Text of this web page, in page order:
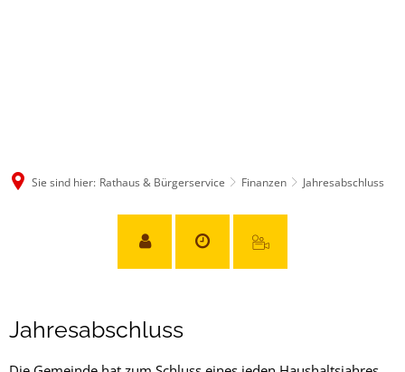
Sie sind hier: Rathaus & Bürgerservice Finanzen Jahresabschluss
Jahresabschluss
Jahresabschluss